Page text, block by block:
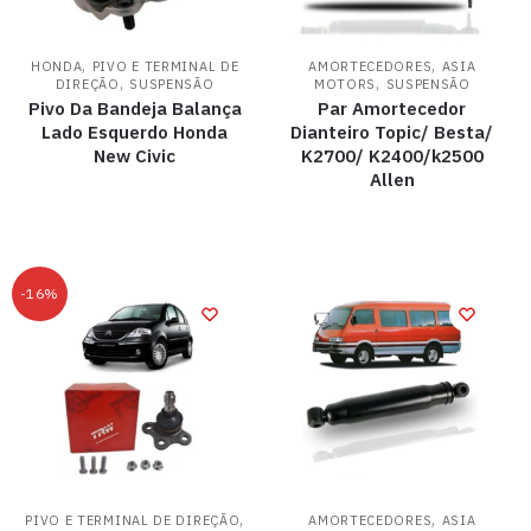
HONDA, PIVO E TERMINAL DE
DIREÇÃO , SUSPENSÃO
Pivo Da Bandeja Balança
Lado Esquerdo Honda
New Civic
AMORTECEDORES, ASIA
MOTORS , SUSPENSÃO
Par Amortecedor
Dianteiro Topic/ Besta/
K2700/ K2400/k2500
Allen
-16%
PIVO E TERMINAL DE DIREÇÃO, AMORTECEDORES, ASIA